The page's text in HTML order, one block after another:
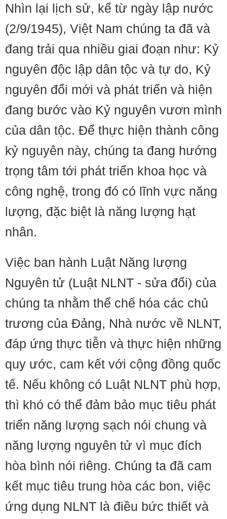
Nhìn lại lịch sử, kể từ ngày lập nước
(2/9/1945), Việt Nam chúng ta đã và
đang trải qua nhiều giai đoạn như: Kỷ
nguyên độc lập dân tộc và tự do, Kỷ
nguyên đổi mới và phát triển và hiện
đang bước vào Kỷ nguyên vươn mình
của dân tộc. Để thực hiện thành công
kỷ nguyên này, chúng ta đang hướng
trọng tâm tới phát triển khoa học và
công nghệ, trong đó có lĩnh vực năng
lượng, đặc biệt là năng lượng hạt
nhân.
Việc ban hành Luật Năng lượng
Nguyên tử (Luật NLNT - sửa đổi) của
chúng ta nhằm thể chế hóa các chủ
trương của Đảng, Nhà nước về NLNT,
đáp ứng thực tiễn và thực hiện những
quy ước, cam kết với cộng đồng quốc
tế. Nếu không có Luật NLNT phù hợp,
thì khó có thể đảm bảo mục tiêu phát
triển năng lượng sạch nói chung và
năng lượng nguyên tử vì mục đích
hòa bình nói riêng. Chúng ta đã cam
kết mục tiêu trung hòa các bon, việc
ứng dụng NLNT là điều bức thiết và